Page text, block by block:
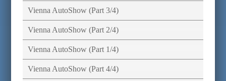
Vienna AutoShow (Part 3/4)
Vienna AutoShow (Part 2/4)
Vienna AutoShow (Part 1/4)
Vienna AutoShow (Part 4/4)